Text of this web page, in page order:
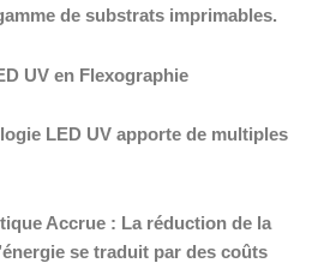
de substrats imprimables.
UV en Flexographie
LED UV apporte de multiples
Accrue : La réduction de la
se traduit par des coûts